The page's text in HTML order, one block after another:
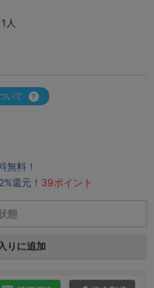
1人
いて
無料！
還元！ 39ポイント
態
りに追加